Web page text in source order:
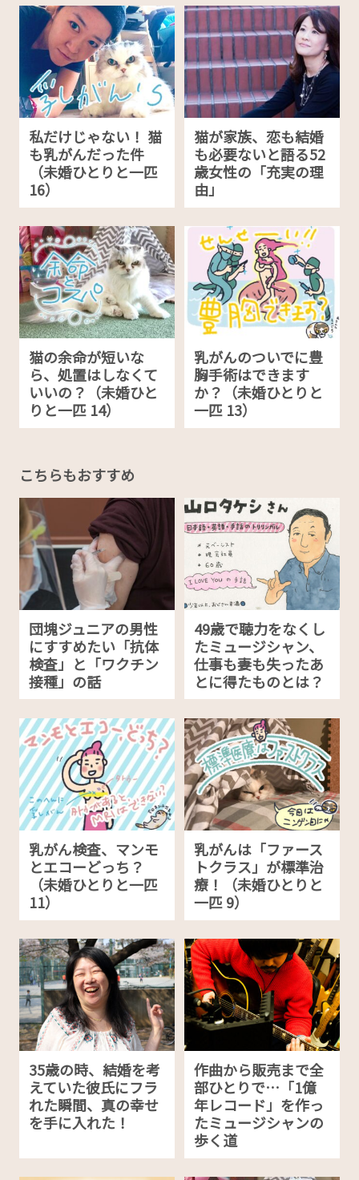
私だけじゃない！ 猫
も乳がんだった件
（未婚ひとりと一匹
16）
猫が家族、恋も結婚
も必要ないと語る52
歳女性の「充実の理
由」
猫の余命が短いな
ら、処置はしなくて
いいの？（未婚ひと
りと一匹 14）
乳がんのついでに豊
胸手術はできます
か？（未婚ひとりと
一匹 13）
こちらもおすすめ
団塊ジュニアの男性
にすすめたい「抗体
検査」と「ワクチン
接種」の話
49歳で聴力をなくし
たミュージシャン、
仕事も妻も失ったあ
とに得たものとは？
乳がん検査、マンモ
とエコーどっち？
（未婚ひとりと一匹
11）
乳がんは「ファース
トクラス」が標準治
療！（未婚ひとりと
一匹 9）
35歳の時、結婚を考
えていた彼氏にフラ
れた瞬間、真の幸せ
を手に入れた！
作曲から販売まで全
部ひとりで…「1億
年レコード」を作っ
たミュージシャンの
歩く道